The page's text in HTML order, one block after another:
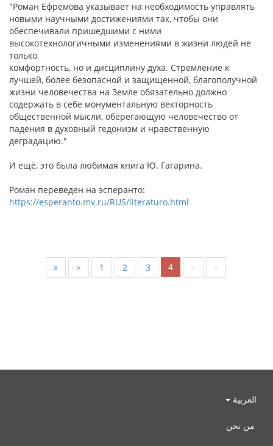
"Роман Ефремова указывает на необходимость управлять
новыми научными достижениями так, чтобы они
обеспечивали пришедшими с ними
высокотехнологичными изменениями в жизни людей не
только
комфортность, но и дисциплину духа. Стремление к
лучшей, более безопасной и защищенной, благополучной
жизни человечества на Земле обязательно должно
содержать в себе монументальную векторность
общественной мысли, оберегающую человечество от
падения в духовный гедонизм и нравственную
деградацию."
И ещё, это была любимая книга Ю. Гагарина.
Роман переведен на эсперанто:
https://esperanto.mv.ru/RUS/literaturo.html
« < 1 2 3 4 > »
العربية
من نحن